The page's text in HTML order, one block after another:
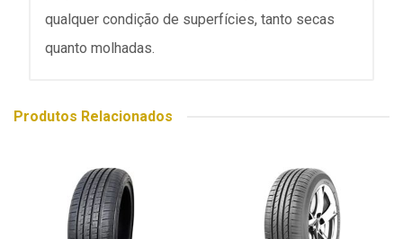
qualquer condição de superfícies, tanto secas
quanto molhadas.
Produtos Relacionados